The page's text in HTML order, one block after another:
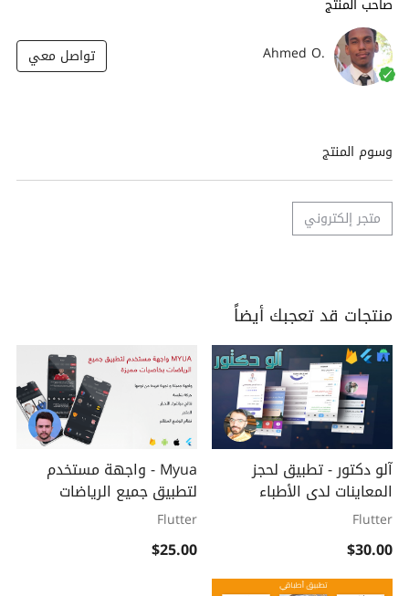
Ahmed O.
تواصل معي
وسوم المنتج
متجر إلكتروني
منتجات قد تعجبك أيضاً
آلو دكتور - تطبيق لحجز
المعاينات لدى الأطباء
Flutter
$30.00
Myua - واجهة مستخدم
لتطبيق جميع الرياضات
Flutter
$25.00